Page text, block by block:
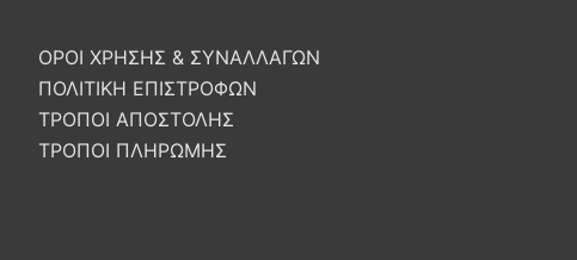
ΟΡΟΙ ΧΡΗΣΗΣ & ΣΥΝΑΛΛΑΓΩΝ
ΠΟΛΙΤΙΚΗ ΕΠΙΣΤΡΟΦΩΝ
ΤΡΟΠΟΙ ΑΠΟΣΤΟΛΗΣ
ΤΡΟΠΟΙ ΠΛΗΡΩΜΗΣ